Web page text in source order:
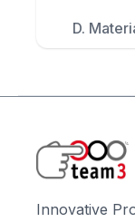
D.
Innovative